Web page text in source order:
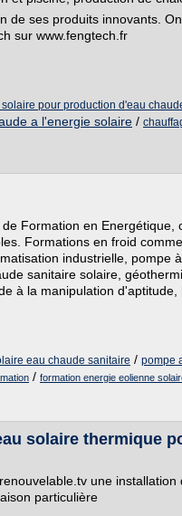
de ses produits innovants.
sur www.fengtech.fr
pour production d'eau
a l'energie solaire /
Formation en Energétique,
Formations en froid
industrielle, pompe
sanitaire solaire,
à la manipulation d'aptitude,
eau chaude sanitaire / pompe
/ formation energie eolienne
solaire thermique
une
particulière